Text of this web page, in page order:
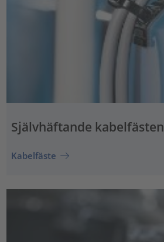
Självhäftande kabelfästen
Kabelfäste